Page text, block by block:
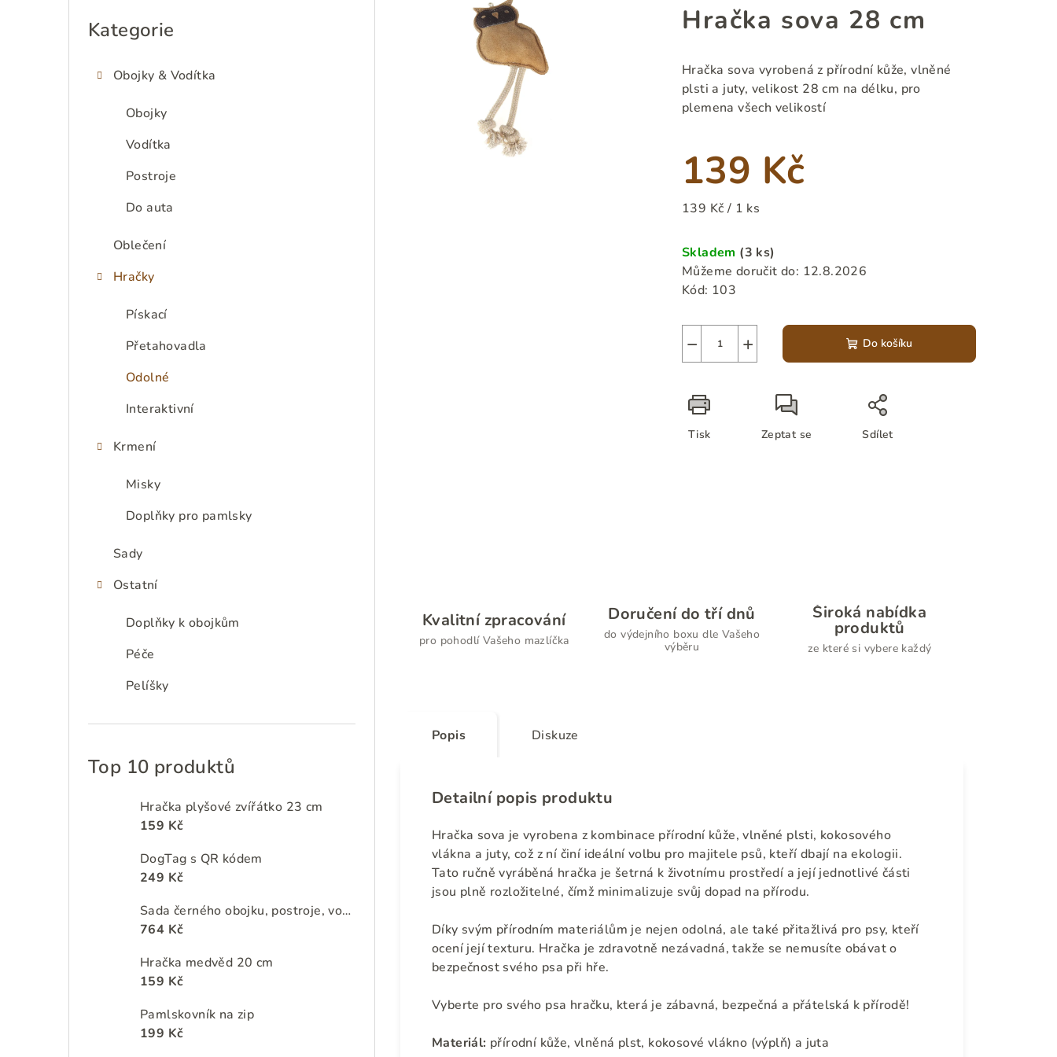
Přeskočit
kategorie
Kategorie
Obojky & Vodítka
Obojky
Vodítka
Postroje
Do auta
Oblečení
Hračky
Pískací
Přetahovadla
Odolné
Interaktivní
Krmení
Misky
Doplňky pro pamlsky
Sady
Ostatní
Doplňky k obojkům
Péče
Pelíšky
Top 10 produktů
Hračka plyšové zvířátko 23 cm
159 Kč
DogTag s QR kódem
249 Kč
Sada černého obojku, postroje, vodítka a zásobníku na sáčky na psí exkrementy s motivy jungle
764 Kč
Hračka medvěd 20 cm
159 Kč
Pamlskovník na zip
199 Kč
Hračka sova 28 cm
Hračka sova vyrobená z přírodní kůže, vlněné
plsti a juty, velikost 28 cm na délku, pro
plemena všech velikostí
139 Kč
Měrná
139 Kč / 1 ks
Skladem (3 ks)
Můžeme doručit do: 12.8.2026
Kód: 103
+
− Do košíku
Tisk Zeptat se Sdílet
Kvalitní zpracování
pro pohodlí Vašeho mazlíčka
Doručení do tří dnů
do výdejního boxu dle Vašeho
výběru
Široká nabídka
produktů
ze které si vybere každý
Popis Diskuze
Detailní popis produktu
Hračka sova je vyrobena z kombinace přírodní kůže, vlněné plsti, kokosového
vlákna a juty, což z ní činí ideální volbu pro majitele psů, kteří dbají na ekologii.
Tato ručně vyráběná hračka je šetrná k životnímu prostředí a její jednotlivé části
jsou plně rozložitelné, čímž minimalizuje svůj dopad na přírodu.
Díky svým přírodním materiálům je nejen odolná, ale také přitažlivá pro psy, kteří
ocení její texturu. Hračka je zdravotně nezávadná, takže se nemusíte obávat o
bezpečnost svého psa při hře.
Vyberte pro svého psa hračku, která je zábavná, bezpečná a přátelská k přírodě!
Materiál: přírodní kůže, vlněná plst, kokosové vlákno (výplň) a juta